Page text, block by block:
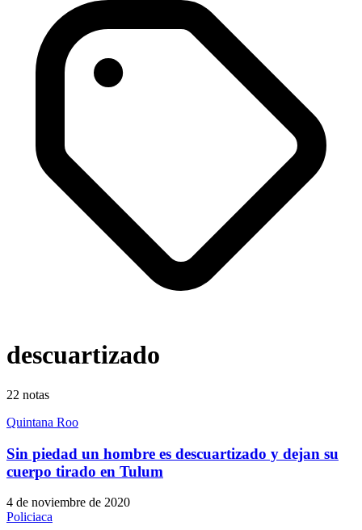
descuartizado
22 notas
Quintana Roo
Sin piedad un hombre es descuartizado y dejan su
cuerpo tirado en Tulum
4 de noviembre de 2020
Policiaca